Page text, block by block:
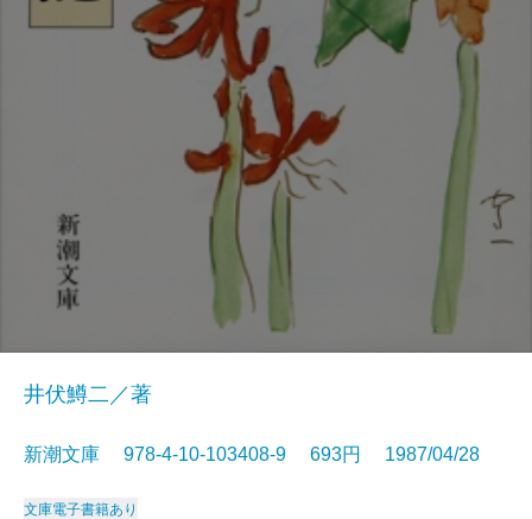
井伏鱒二／著
新潮文庫 978-4-10-103408-9 693円 1987/04/28
文庫電子書籍あり